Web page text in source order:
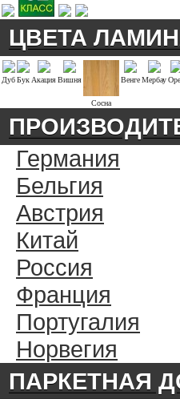
ЦВЕТА
ДубБук АкацияВишня
Сосна
ВенгеМербау
Германия
Бельгия
Австрия
Китай
Россия
Франция
Португалия
Норвегия
ПАРКЕТНАЯ